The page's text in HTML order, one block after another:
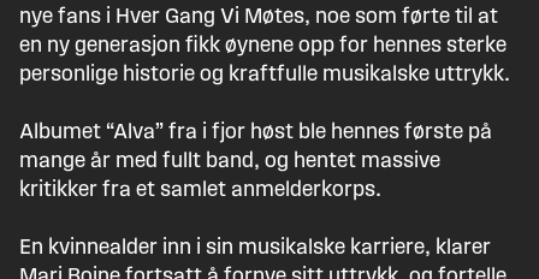
nye fans i Hver Gang Vi Møtes, noe som førte til at
en ny generasjon fikk øynene opp for hennes sterke
personlige historie og kraftfulle musikalske uttrykk.
Albumet “Alva” fra i fjor høst ble hennes første på
mange år med fullt band, og hentet massive
kritikker fra et samlet anmelderkorps.
En kvinnealder inn i sin musikalske karriere, klarer